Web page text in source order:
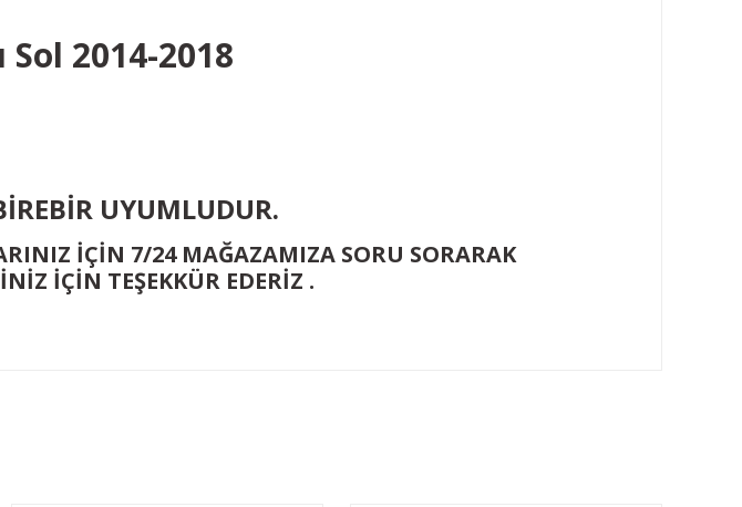
2014-2018
UYUMLUDUR.
İÇİN 7/24 MAĞAZAMIZA SORU SORARAK
İÇİN TEŞEKKÜR EDERİZ .